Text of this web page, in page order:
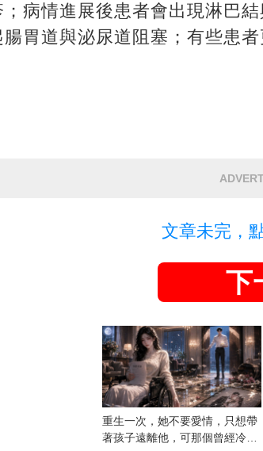
病情進展後患者會出現淋巴
胃道與泌尿道阻塞；有些患
文章未完，
下
重生一次，她不要愛情，只想帶
著孩子遠離他，可那個曾經冷漠